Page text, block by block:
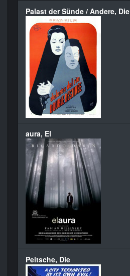
Palast der Sünde / Andere, Die
aura, El
Peitsche, Die